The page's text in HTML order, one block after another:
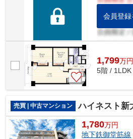
会員登
1,799万円
5階 /
売買 | 中古マンション ハイネスト新
1,780万円
地下鉄御堂筋線